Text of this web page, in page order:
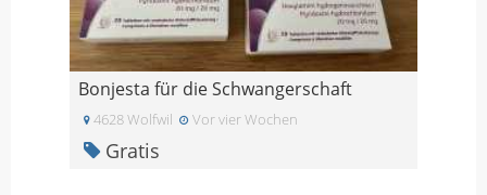
Bonjesta für die Schwangerschaft
4628 Wolfwil Vor vier Wochen
Gratis